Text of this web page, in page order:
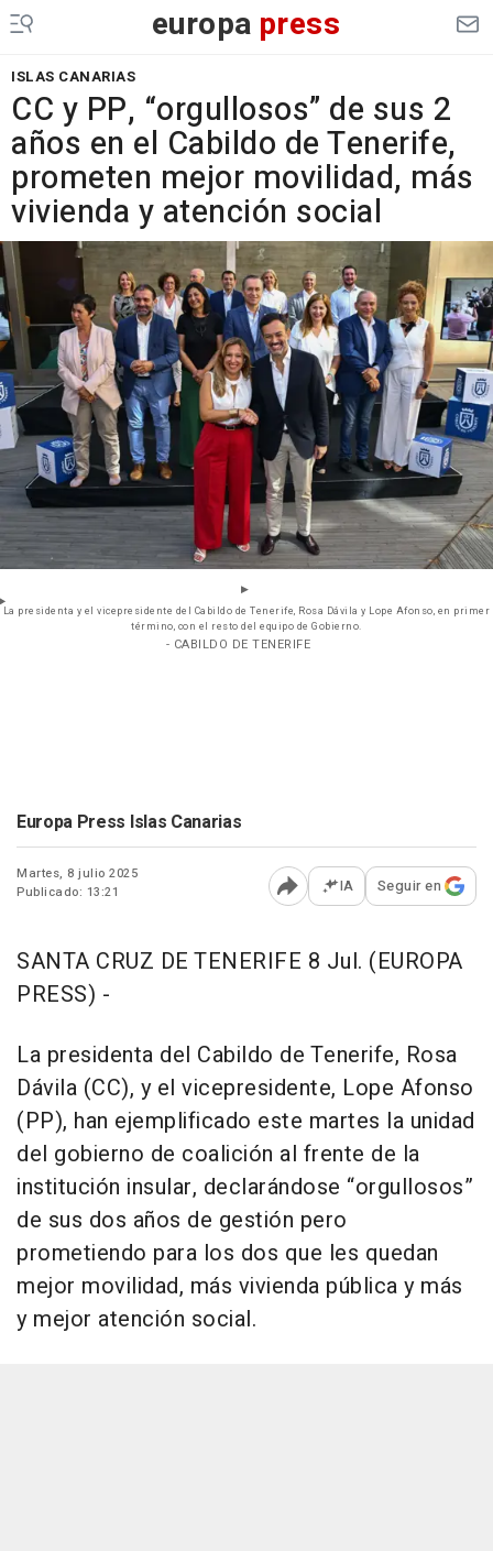
europa press
ISLAS CANARIAS
CC y PP, “orgullosos” de sus 2
años en el Cabildo de Tenerife,
prometen mejor movilidad, más
vivienda y atención social
La presidenta y el vicepresidente del Cabildo de Tenerife, Rosa Dávila y Lope Afonso, en primer
término, con el resto del equipo de Gobierno.
- CABILDO DE TENERIFE
Europa Press Islas Canarias
Martes, 8 julio 2025
Publicado: 13:21
Abrir opciones para
IA Seguir en
SANTA CRUZ DE TENERIFE 8 Jul. (EUROPA
PRESS) -
La presidenta del Cabildo de Tenerife, Rosa
Dávila (CC), y el vicepresidente, Lope Afonso
(PP), han ejemplificado este martes la unidad
del gobierno de coalición al frente de la
institución insular, declarándose “orgullosos”
de sus dos años de gestión pero
prometiendo para los dos que les quedan
mejor movilidad, más vivienda pública y más
y mejor atención social.